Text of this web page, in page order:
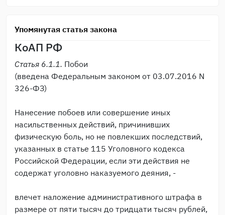
Упомянутая статья закона
КоАП РФ
Статья 6.1.1. Побои
(введена Федеральным законом от 03.07.2016 N
326-ФЗ)
Нанесение побоев или совершение иных
насильственных действий, причинивших
физическую боль, но не повлекших последствий,
указанных в статье 115 Уголовного кодекса
Российской Федерации, если эти действия не
содержат уголовно наказуемого деяния, -
влечет наложение административного штрафа в
размере от пяти тысяч до тридцати тысяч рублей,